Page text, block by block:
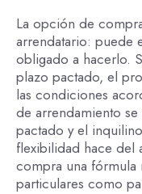
La opción de
arrendatario: puede
obligado a hacerlo.
plazo pactado, el
las condiciones
de arrendamiento
pactado y el
flexibilidad hace del
compra una fórmula
particulares como